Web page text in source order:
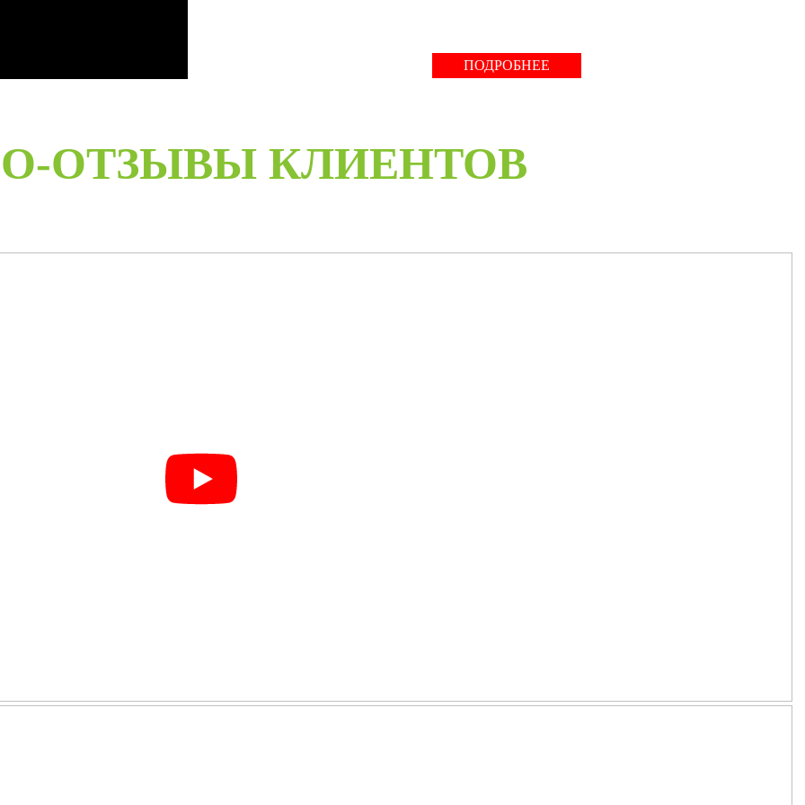
ПОДРОБНЕЕ
ОТЗЫВЫ КЛИЕНТОВ